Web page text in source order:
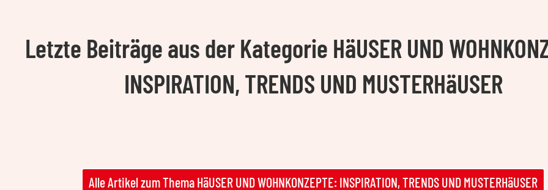
Letzte Beiträge aus der Kategorie HäUSER UND
INSPIRATION, TRENDS UND MUSTERHäUSER
Alle Artikel zum Thema HäUSER UND WOHNKONZEPTE: INSPIRATION, TRENDS UND MUSTERHäUSER